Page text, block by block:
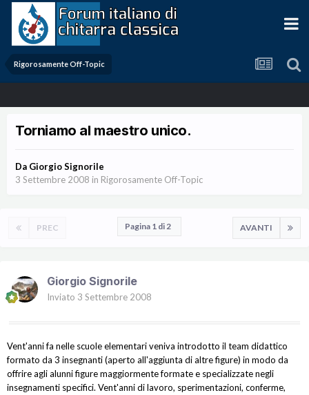
Rigorosamente Off-Topic
Torniamo al maestro unico.
Da Giorgio Signorile
3 Settembre 2008 in Rigorosamente Off-Topic
PREC AVANTI
Pagina 1 di 2
Giorgio Signorile
Inviato 3 Settembre 2008
Vent'anni fa nelle scuole elementari veniva introdotto il team didattico
formato da 3 insegnanti (aperto all'aggiunta di altre figure) in modo da
offrire agli alunni figure maggiormente formate e specializzate negli
insegnamenti specifici. Vent'anni di lavoro, sperimentazioni, conferme,